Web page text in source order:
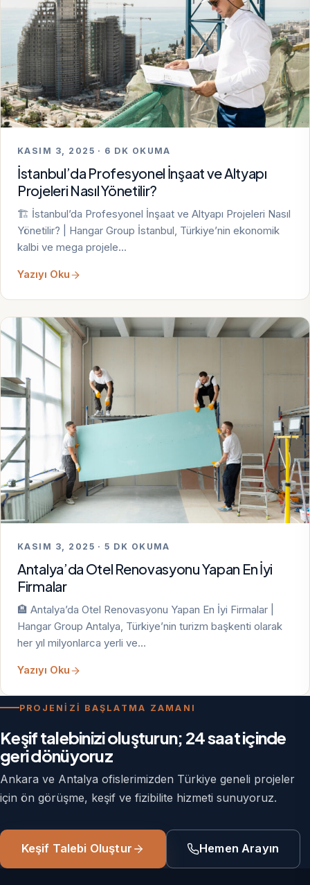
KASIM 3, 2025 · 6 DK OKUMA
İstanbul’da Profesyonel İnşaat ve Altyapı
Projeleri Nasıl Yönetilir?
🏗️ İstanbul’da Profesyonel İnşaat ve Altyapı Projeleri Nasıl
Yönetilir? | Hangar Group İstanbul, Türkiye’nin ekonomik
kalbi ve mega projele…
Yazıyı Oku
KASIM 3, 2025 · 5 DK OKUMA
Antalya’da Otel Renovasyonu Yapan En İyi
Firmalar
🏨 Antalya’da Otel Renovasyonu Yapan En İyi Firmalar |
Hangar Group Antalya, Türkiye’nin turizm başkenti olarak
her yıl milyonlarca yerli ve…
Yazıyı Oku
PROJENİZİ BAŞLATMA ZAMANI
Keşif talebinizi oluşturun; 24 saat içinde
geri dönüyoruz
Ankara ve Antalya ofislerimizden Türkiye geneli projeler
için ön görüşme, keşif ve fizibilite hizmeti sunuyoruz.
Keşif Talebi Oluştur Hemen Arayın